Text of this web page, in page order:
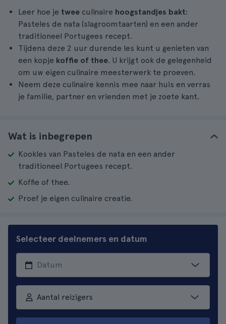
Leer hoe je twee culinaire hoogstandjes bakt:
Pasteles de nata (slagroomtaarten) en een ander
traditioneel Portugees recept.
Tijdens deze 2 uur durende les kunt u genieten van
een kopje koffie of thee. U krijgt ook de gelegenheid
om uw eigen culinaire meesterwerk te proeven.
Neem deze culinaire kennis mee naar huis en verras
je familie, partner en vrienden met je zoete kant.
Wat is inbegrepen
Kookles van Pasteles de nata en een ander
traditioneel Portugees recept.
Koffie of thee.
Proef je eigen culinaire creatie.
Selecteer deelnemers en datum
Aantal reizigers